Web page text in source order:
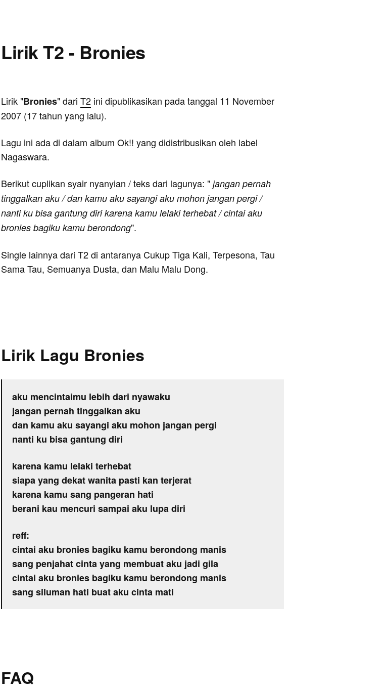
Lirik T2 - Bronies
Lirik "Bronies" dari T2 ini dipublikasikan pada tanggal 11 November
2007 (17 tahun yang lalu).
Lagu ini ada di dalam album Ok!! yang didistribusikan oleh label
Nagaswara.
Berikut cuplikan syair nyanyian / teks dari lagunya: " jangan pernah
tinggalkan aku / dan kamu aku sayangi aku mohon jangan pergi /
nanti ku bisa gantung diri karena kamu lelaki terhebat / cintai aku
bronies bagiku kamu berondong".
Single lainnya dari T2 di antaranya Cukup Tiga Kali, Terpesona, Tau
Sama Tau, Semuanya Dusta, dan Malu Malu Dong.
Lirik Lagu Bronies
aku mencintaimu lebih dari nyawaku
jangan pernah tinggalkan aku
dan kamu aku sayangi aku mohon jangan pergi
nanti ku bisa gantung diri
karena kamu lelaki terhebat
siapa yang dekat wanita pasti kan terjerat
karena kamu sang pangeran hati
berani kau mencuri sampai aku lupa diri
reff:
cintai aku bronies bagiku kamu berondong manis
sang penjahat cinta yang membuat aku jadi gila
cintai aku bronies bagiku kamu berondong manis
sang siluman hati buat aku cinta mati
FAQ